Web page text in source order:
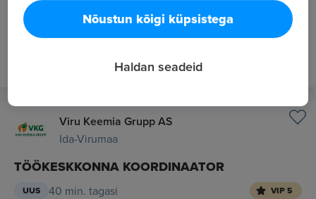
Peaspetsialist
Kuni 2500 €/kuus bruto
Viru Keemia Grupp AS
Ida-Virumaa
TÖÖKESKKONNA KOORDINAATOR
UUS 40 min. tagasi VIP 5
Nõustun kõigi küpsistega
Haldan seadeid